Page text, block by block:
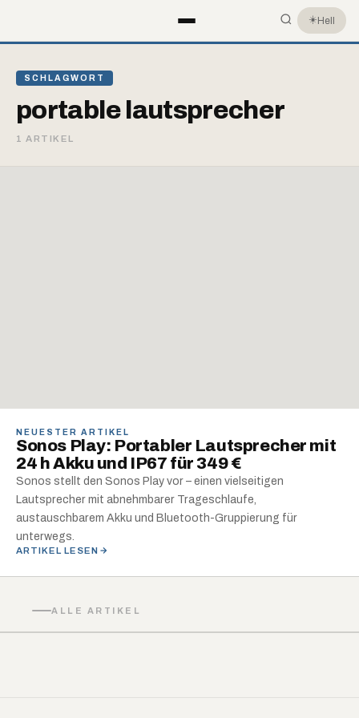
☀️Hell
SCHLAGWORT
portable lautsprecher
1 ARTIKEL
NEUESTER ARTIKEL
Sonos Play: Portabler Lautsprecher mit
24 h Akku und IP67 für 349 €
Sonos stellt den Sonos Play vor – einen vielseitigen
Lautsprecher mit abnehmbarer Trageschlaufe,
austauschbarem Akku und Bluetooth-Gruppierung für
unterwegs.
ARTIKEL LESEN
ALLE ARTIKEL